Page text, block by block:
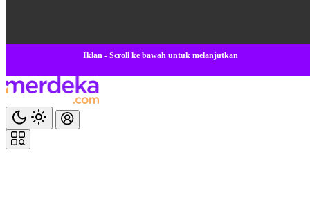
Iklan - Scroll ke bawah untuk melanjutkan